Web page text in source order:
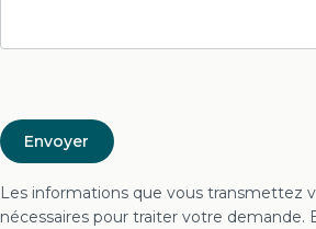
Les informations que vous transmettez
nécessaires pour traiter votre demande.